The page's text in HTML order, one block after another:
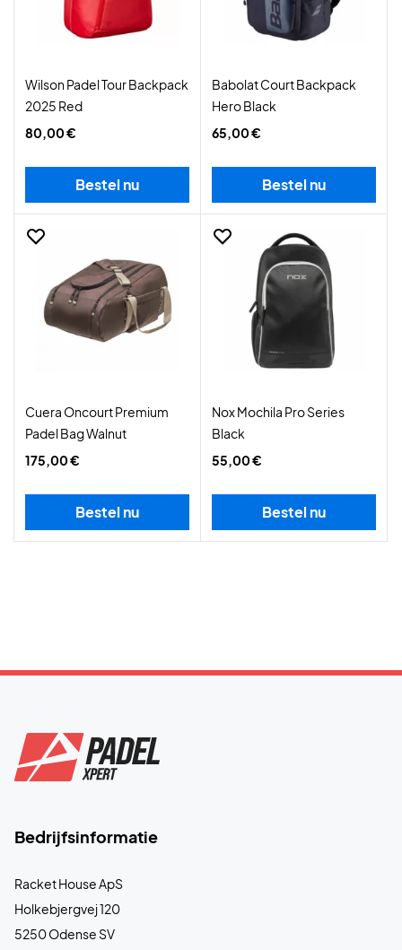
Wilson Padel Tour Backpack
2025 Red
80,00 €
Bestel nu
Babolat Court Backpack
Hero Black
65,00 €
Bestel nu
Cuera Oncourt Premium
Padel Bag Walnut
175,00 €
Bestel nu
Nox Mochila Pro Series
Black
55,00 €
Bestel nu
Bedrijfsinformatie
Racket House ApS
Holkebjergvej 120
5250 Odense SV